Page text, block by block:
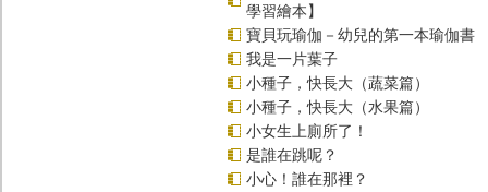
學習繪本】
寶貝玩瑜伽－幼兒的第一本瑜伽書
我是一片葉子
小種子，快長大（蔬菜篇）
小種子，快長大（水果篇）
小女生上廁所了！
是誰在跳呢？
小心！誰在那裡？